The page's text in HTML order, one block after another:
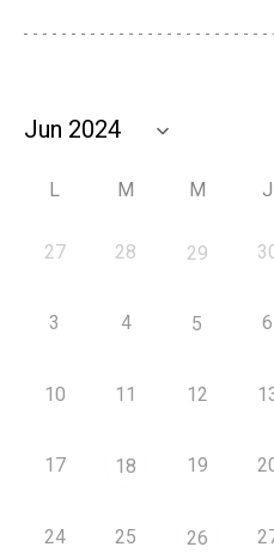
L M M J
27 28 29
3 4 5 6
10 11 12
17 18 19
24 25 26